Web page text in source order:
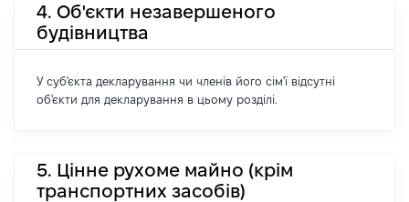
4. Об'єкти незавершеного
будівництва
У суб'єкта декларування чи членів його сім'ї відсутні
об'єкти для декларування в цьому розділі.
5. Цінне рухоме майно (крім
транспортних засобів)